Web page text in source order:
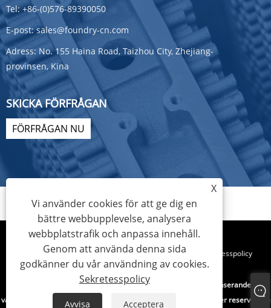
Tel: +86-(0)576-89390050
E-post: sales@foundry-cn.com
Adress: No. 155 Haina Road, Taizhou City, Zhejiang-
provinsen, Kina
SKICKA FÖRFRÅGAN
FÖRFRÅGAN NU
Links Sitemap RSS XML Sekretesspolicy
Copyright © 2022 Zhejiang Hec Machinery Co., Ltd. - Kondenserande
värmeväxlare, värmeväxlardelar, motorcykeldelar - Alla rättigheter reserverade
X
Vi använder cookies för att ge dig en
bättre webbupplevelse, analysera
webbplatstrafik och anpassa innehåll.
Genom att använda denna sida
godkänner du vår användning av cookies.
Sekretesspolicy
Avvisa Acceptera